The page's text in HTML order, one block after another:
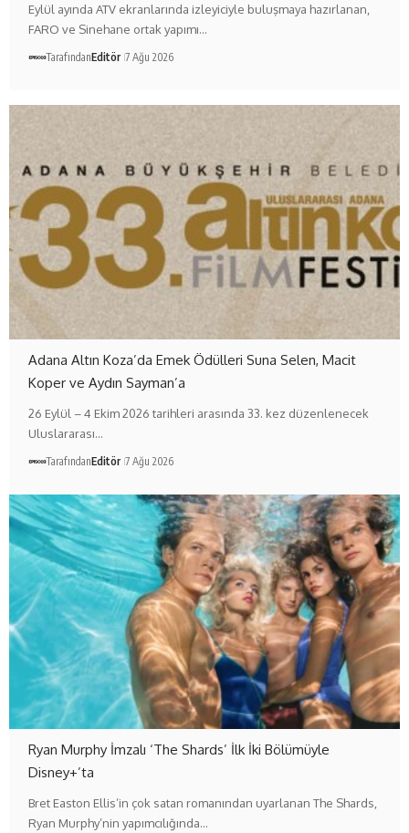
Eylül ayında ATV ekranlarında izleyiciyle buluşmaya hazırlanan,
FARO ve Sinehane ortak yapımı…
TarafındanEditör 7 Ağu 2026
Adana Altın Koza’da Emek Ödülleri Suna Selen, Macit
Koper ve Aydın Sayman’a
26 Eylül – 4 Ekim 2026 tarihleri arasında 33. kez düzenlenecek
Uluslararası…
TarafındanEditör 7 Ağu 2026
Ryan Murphy İmzalı ‘The Shards’ İlk İki Bölümüyle
Disney+’ta
Bret Easton Ellis’in çok satan romanından uyarlanan The Shards,
Ryan Murphy’nin yapımcılığında…